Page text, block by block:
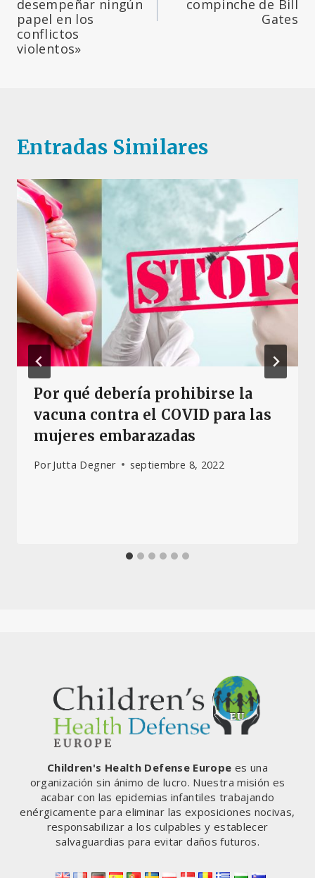
desempeñar ningún
papel en los
conflictos
violentos»
compinche de Bill
Gates
Entradas Similares
Por qué debería prohibirse la
vacuna contra el COVID para las
mujeres embarazadas
Por Jutta Degner septiembre 8, 2022
Children's Health Defense Europe es una
organización sin ánimo de lucro. Nuestra misión es
acabar con las epidemias infantiles trabajando
enérgicamente para eliminar las exposiciones nocivas,
responsabilizar a los culpables y establecer
salvaguardias para evitar daños futuros.